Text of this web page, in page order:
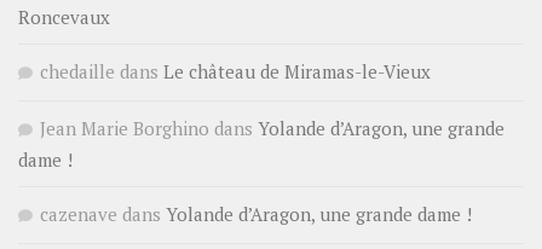
Roncevaux
chedaille dans Le château de Miramas-le-Vieux
Jean Marie Borghino dans Yolande d’Aragon, une grande
dame !
cazenave dans Yolande d’Aragon, une grande dame !